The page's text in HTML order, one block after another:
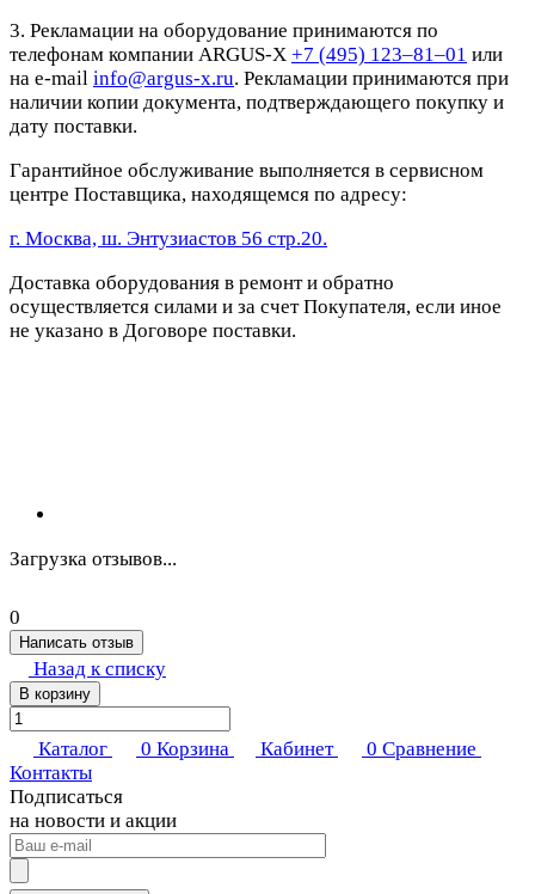
3. Рекламации на оборудование принимаются по
телефонам компании ARGUS-X +7 (495) 123–81–01 или
на e-mail info@argus-x.ru. Рекламации принимаются при
наличии копии документа, подтверждающего покупку и
дату поставки.
Гарантийное обслуживание выполняется в сервисном
центре Поставщика, находящемся по адресу:
г. Москва, ш. Энтузиастов 56 стр.20.
Доставка оборудования в ремонт и обратно
осуществляется силами и за счет Покупателя, если иное
не указано в Договоре поставки.
Загрузка отзывов...
0
Написать отзыв
Назад к списку
В корзину
Каталог 0 Корзина Кабинет 0 Сравнение
Контакты
Подписаться
на новости и акции